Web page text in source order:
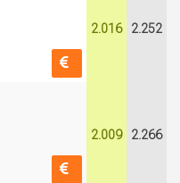
2.016 2.252
2.009 2.266